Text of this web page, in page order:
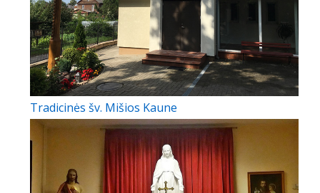
Tradicinės šv. Mišios Kaune